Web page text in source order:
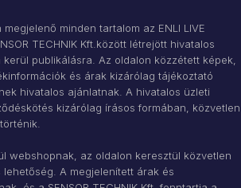
minden tartalom az ENLI LIVE
TECHNIK Kft.között létrejött hivatalos
publikálásra. Az oldalon közzétett képek,
és árak kizárólag tájékoztató
hivatalos ajánlatnak. A hivatalos üzleti
kizárólag írásos formában, közvetlen
webshopnak, az oldalon keresztül közvetlen
A megjelenített árak és